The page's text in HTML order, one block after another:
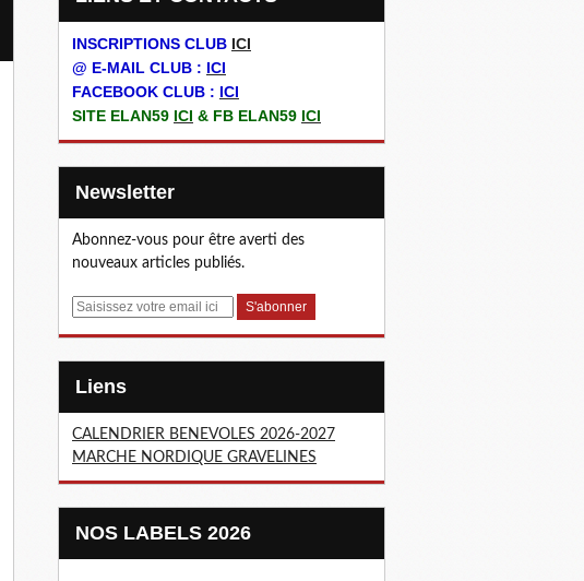
INSCRIPTIONS CLUB ICI
@ E-MAIL CLUB : ICI
FACEBOOK CLUB : ICI
SITE ELAN59 ICI & FB ELAN59 ICI
Newsletter
Abonnez-vous pour être averti des
nouveaux articles publiés.
E
Liens
CALENDRIER BENEVOLES 2026-2027
MARCHE NORDIQUE GRAVELINES
NOS LABELS 2026